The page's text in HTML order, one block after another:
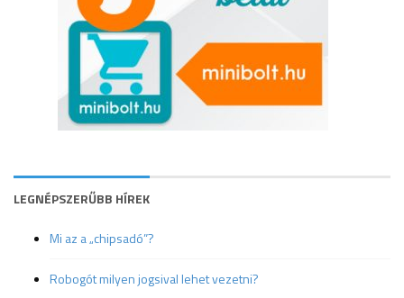
LEGNÉPSZERŰBB HÍREK
Mi az a „chipsadó”?
Robogót milyen jogsival lehet vezetni?